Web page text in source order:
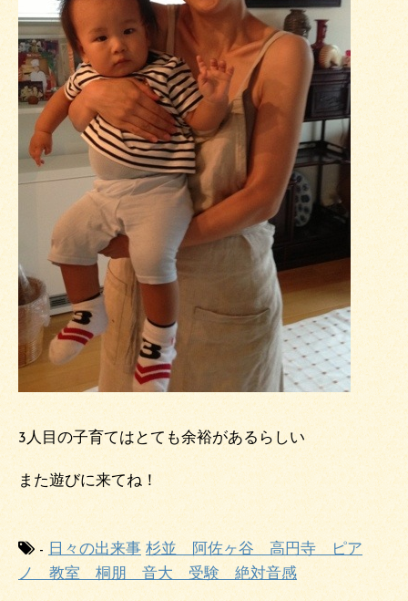
3人目の子育てはとても余裕があるらしい
また遊びに来てね！
- 日々の出来事 杉並 阿佐ヶ谷 高円寺 ピア
ノ 教室 桐朋 音大 受験 絶対音感